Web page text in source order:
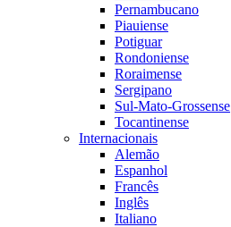
Pernambucano
Piauiense
Potiguar
Rondoniense
Roraimense
Sergipano
Sul-Mato-Grossense
Tocantinense
Internacionais
Alemão
Espanhol
Francês
Inglês
Italiano